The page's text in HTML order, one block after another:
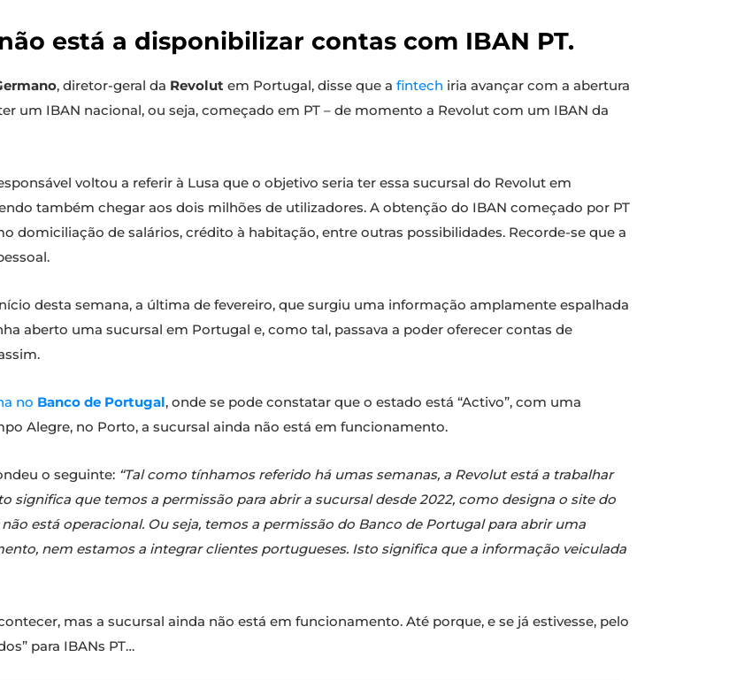
está a disponibilizar contas com IBAN PT.
, diretor-geral da Revolut em Portugal, disse que a fintech iria avançar com a abertura
um IBAN nacional, ou seja, começado em PT – de momento a Revolut com um IBAN da
voltou a referir à Lusa que o objetivo seria ter essa sucursal do Revolut em
também chegar aos dois milhões de utilizadores. A obtenção do IBAN começado por PT
domiciliação de salários, crédito à habitação, entre outras possibilidades. Recorde-se que a
desta semana, a última de fevereiro, que surgiu uma informação amplamente espalhada
aberto uma sucursal em Portugal e, como tal, passava a poder oferecer contas de
no Banco de Portugal, onde se pode constatar que o estado está “Activo”, com uma
Alegre, no Porto, a sucursal ainda não está em funcionamento.
o seguinte: “Tal como tínhamos referido há umas semanas, a Revolut está a trabalhar
significa que temos a permissão para abrir a sucursal desde 2022, como designa o site do
está operacional. Ou seja, temos a permissão do Banco de Portugal para abrir uma
nem estamos a integrar clientes portugueses. Isto significa que a informação veiculada
mas a sucursal ainda não está em funcionamento. Até porque, e se já estivesse, pelo
para IBANs PT…